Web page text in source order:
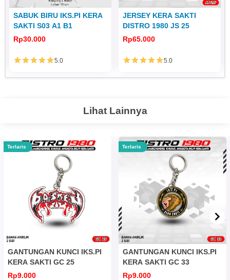
SABUK BIRU IKS.PI KERA
SAKTI S03 A1 B1
Rp30.000
5.0
JERSEY KERA SAKTI
DISTRO 1980 JS 25
Rp65.000
5.0
Lihat Lainnya
Terlaris
GANTUNGAN KUNCI IKS.PI
KERA SAKTI GC 25
Rp9.000
Terlaris
GANTUNGAN KUNCI IKS.PI
KERA SAKTI GC 33
Rp9.000